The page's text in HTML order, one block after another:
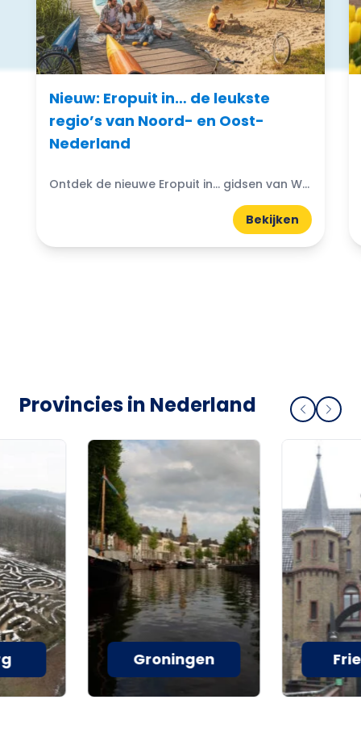
Nieuw: Eropuit in… de leukste
regio’s van Noord- en Oost-
Nederland
Ontdek de nieuwe Eropuit in... gidsen van WattedoenVandaag. Compacte A5-gidsen boordevol uitjes, natuur, horeca en tips uit de regio.
Bekijken
Provincies in Nederland
Groningen